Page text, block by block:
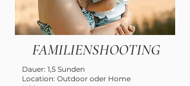
FAMILIENSHOOTING
Dauer: 1,5 Sunden
Location: Outdoor oder Home